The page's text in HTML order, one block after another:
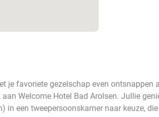
je favoriete gezelschap even ontsnappen
aan Welcome Hotel Bad Arolsen. Jullie
in een tweepersoonskamer naar keuze,